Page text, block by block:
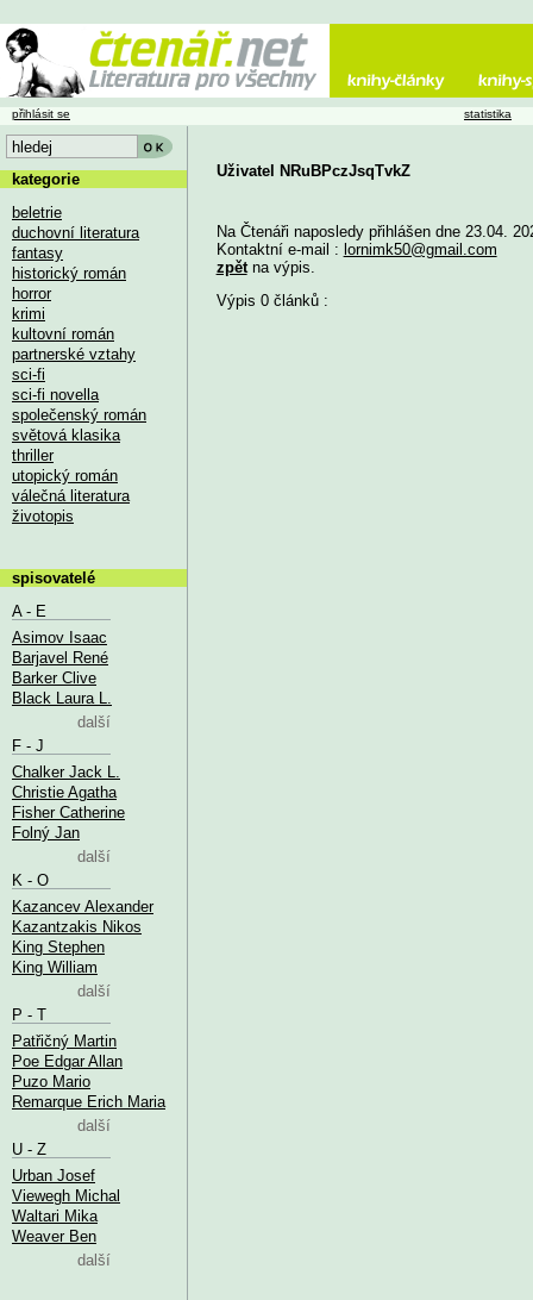
Uživatel NRuBPczJsqTvkZ
Na Čtenáři naposledy přihlášen dne 23.04.
Kontaktní e-mail : lornimk50@gmail.com
zpětna výpis.
Výpis 0 článků :
přihlásit se statistika
kategorie
beletrie
duchovní literatura
fantasy
historický román
horror
krimi
kultovní román
partnerské vztahy
sci-fi
sci-fi novella
společenský román
světová klasika
thriller
utopický román
válečná literatura
životopis
spisovatelé
A - E
Asimov Isaac
Barjavel René
Barker Clive
Black Laura L.
další
F - J
Chalker Jack L.
Christie Agatha
Fisher Catherine
Folný Jan
další
K - O
Kazancev Alexander
Kazantzakis Nikos
King Stephen
King William
další
P - T
Patřičný Martin
Poe Edgar Allan
Puzo Mario
Remarque Erich Maria
další
U - Z
Urban Josef
Viewegh Michal
Waltari Mika
Weaver Ben
další